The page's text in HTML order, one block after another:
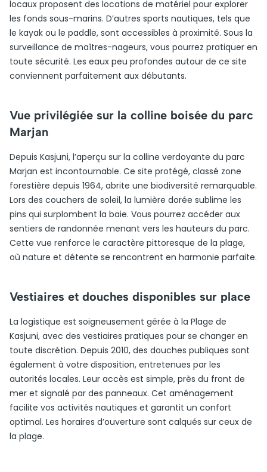
locaux proposent des locations de matériel pour explorer
les fonds sous-marins. D’autres sports nautiques, tels que
le kayak ou le paddle, sont accessibles à proximité. Sous la
surveillance de maîtres-nageurs, vous pourrez pratiquer en
toute sécurité. Les eaux peu profondes autour de ce site
conviennent parfaitement aux débutants.
Vue privilégiée sur la colline boisée du parc
Marjan
Depuis Kasjuni, l’aperçu sur la colline verdoyante du parc
Marjan est incontournable. Ce site protégé, classé zone
forestière depuis 1964, abrite une biodiversité remarquable.
Lors des couchers de soleil, la lumière dorée sublime les
pins qui surplombent la baie. Vous pourrez accéder aux
sentiers de randonnée menant vers les hauteurs du parc.
Cette vue renforce le caractère pittoresque de la plage,
où nature et détente se rencontrent en harmonie parfaite.
Vestiaires et douches disponibles sur place
La logistique est soigneusement gérée à la Plage de
Kasjuni, avec des vestiaires pratiques pour se changer en
toute discrétion. Depuis 2010, des douches publiques sont
également à votre disposition, entretenues par les
autorités locales. Leur accès est simple, près du front de
mer et signalé par des panneaux. Cet aménagement
facilite vos activités nautiques et garantit un confort
optimal. Les horaires d’ouverture sont calqués sur ceux de
la plage.